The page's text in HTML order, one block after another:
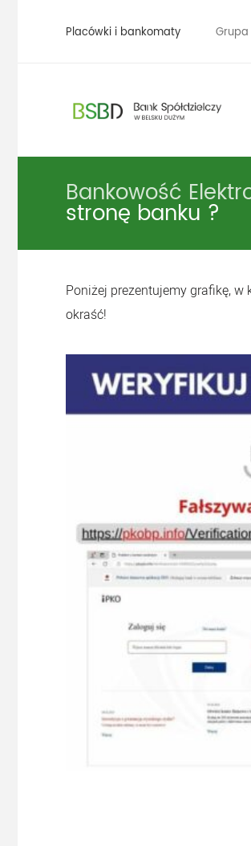
Placówki i bankomaty Grupa
Bankowość
stronę banku ?
Poniżej prezentujemy grafikę,
okraść!